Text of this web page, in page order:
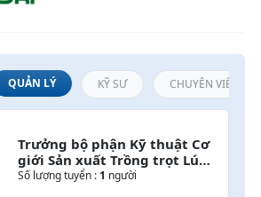
QUẢN LÝ KỸ SƯ CHUYÊN VIÊN /
Trưởng bộ phận Kỹ thuật Cơ
giới Sản xuất Trồng trọt Lúa
& Cây lương thực
Số lượng tuyển : 1 người